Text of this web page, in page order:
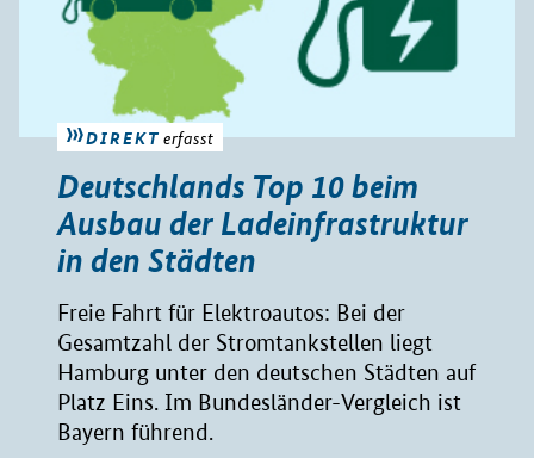
DIREKT erfasst
Deutschlands Top 10 beim
Ausbau der Ladeinfrastruktur
in den Städten
Freie Fahrt für Elektroautos: Bei der
Gesamtzahl der Stromtankstellen liegt
Hamburg unter den deutschen Städten auf
Platz Eins. Im Bundesländer-Vergleich ist
Bayern führend.